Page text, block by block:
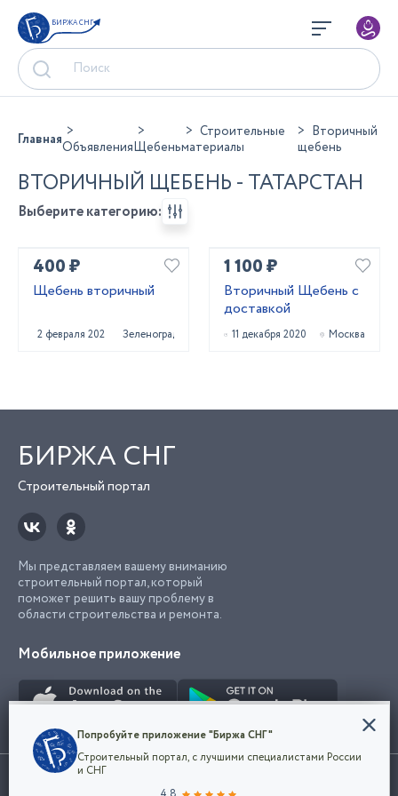
БИРЖА СНГ
ГлавнаяОбъявленияЩебень
Строительные
материалы
Вторичный
щебень
ВТОРИЧНЫЙ ЩЕБЕНЬ - ТАТАРСТАН
Выберите категорию:
400 ₽
Щебень вторичный
2 февраля 2022 Зеленоград
1 100 ₽
Вторичный Щебень с
доставкой
11 декабря 2020 Москва
БИРЖА СНГ
Строительный портал
Мы представляем вашему вниманию
строительный портал, который
поможет решить вашу проблему в
области строительства и ремонта.
Мобильное приложение
Использование сайта, в том числе подача объявлений, означает
Конфиденциальность
Мы используем файлы cookie, чтобы сделать
наш сайт удобным для каждого
Попробуйте приложение "Биржа СНГ"
Строительный портал, с лучшими специалистами России
и СНГ